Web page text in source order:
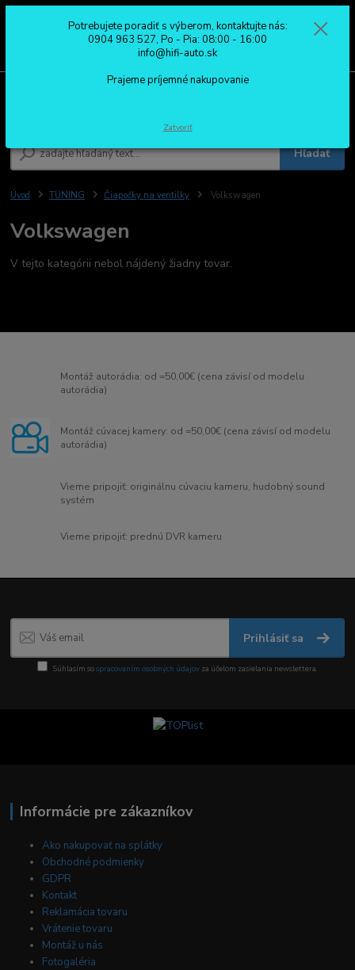
Hľadať
0904 963 527
Po - Pia: 08:00 - 16:00
Úvod TUNING Čiapočky na ventilky Volkswagen
Volkswagen
V tejto kategórii nebol nájdený žiadny tovar.
Montáž autorádia: od =50,00€ (cena závisí od modelu
autorádia)
Montáž cúvacej kamery: od =50,00€ (cena závisí od modelu
autorádia)
Vieme pripojiť: originálnu cúvaciu kameru, hudobný sound
systém
Vieme pripojiť: prednú DVR kameru
Prihlásiť sa
Súhlasím sospracovaním osobných údajov za účelom zasielania newslettera.
Informácie pre zákazníkov
Ako nakupovať na splátky
Obchodné podmienky
GDPR
Kontakt
Reklamácia tovaru
Vrátenie tovaru
Montáž u nás
Fotogaléria
Potrebujete poradiť s výberom, kontaktujte nás:
0904 963 527, Po - Pia: 08:00 - 16:00
info@hifi-auto.sk
Prajeme príjemné nakupovanie
Zatvoriť